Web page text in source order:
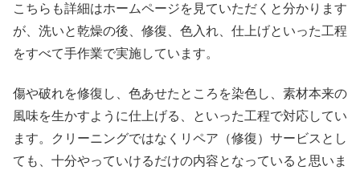
こちらも詳細はホームページを見ていただくと分かります
が、洗いと乾燥の後、修復、色入れ、仕上げといった工程
をすべて手作業で実施しています。
傷や破れを修復し、色あせたところを染色し、素材本来の
風味を生かすように仕上げる、といった工程で対応してい
ます。クリーニングではなくリペア（修復）サービスとし
ても、十分やっていけるだけの内容となっていると思いま